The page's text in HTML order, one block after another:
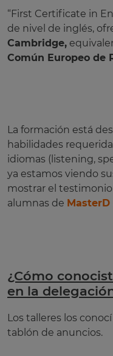
“First Certificate in
de nivel de inglés,
Cambridge,
Común Europeo de
La formación está
habilidades
idiomas (listening,
ya estamos viendo
mostrar el
alumnas de MasterD
¿Cómo
en la
Los talleres los
tablón de anuncios.